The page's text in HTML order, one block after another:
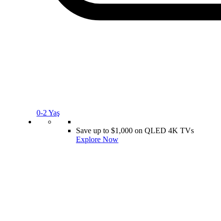
0-2 Yaş
Save up to $1,000 on QLED 4K TVs
Explore Now